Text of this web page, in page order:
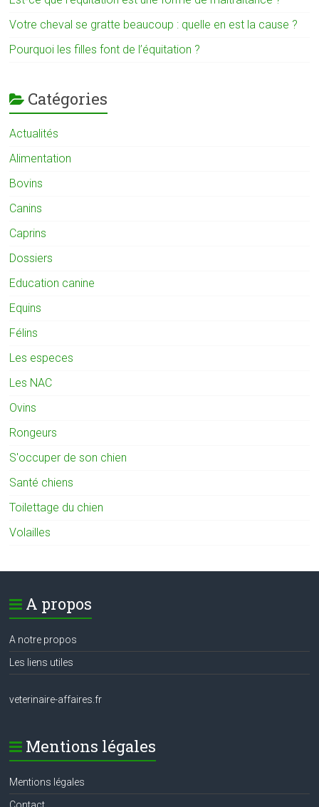
Votre cheval se gratte beaucoup : quelle en est la cause ?
Pourquoi les filles font de l’équitation ?
Catégories
Actualités
Alimentation
Bovins
Canins
Caprins
Dossiers
Education canine
Equins
Félins
Les especes
Les NAC
Ovins
Rongeurs
S'occuper de son chien
Santé chiens
Toilettage du chien
Volailles
A propos
A notre propos
Les liens utiles
veterinaire-affaires.fr
Mentions légales
Mentions légales